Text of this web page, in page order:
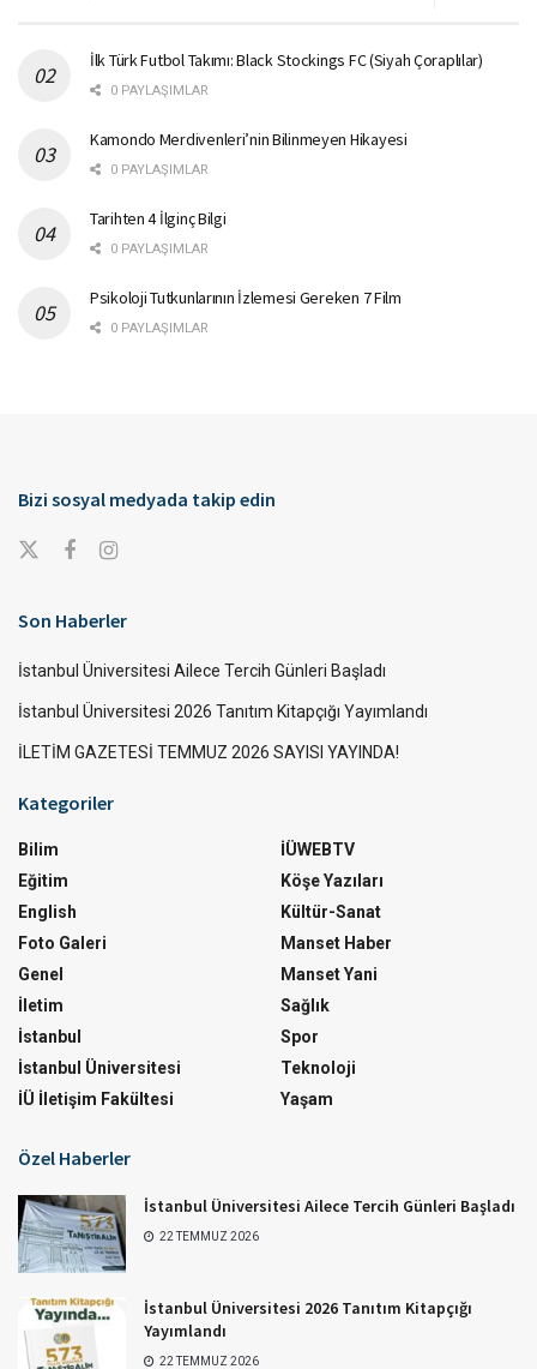
İlk Türk Futbol Takımı: Black Stockings FC (Siyah Çoraplılar)
0 PAYLAŞIMLAR
Kamondo Merdivenleri’nin Bilinmeyen Hikayesi
0 PAYLAŞIMLAR
Tarihten 4 İlginç Bilgi
0 PAYLAŞIMLAR
Psikoloji Tutkunlarının İzlemesi Gereken 7 Film
0 PAYLAŞIMLAR
Bizi sosyal medyada takip edin
Son Haberler
İstanbul Üniversitesi Ailece Tercih Günleri Başladı
İstanbul Üniversitesi 2026 Tanıtım Kitapçığı Yayımlandı
İLETİM GAZETESİ TEMMUZ 2026 SAYISI YAYINDA!
Kategoriler
Bilim
Eğitim
English
Foto Galeri
Genel
İletim
İstanbul
İstanbul Üniversitesi
İÜ İletişim Fakültesi
İÜWEBTV
Köşe Yazıları
Kültür-Sanat
Manset Haber
Manset Yani
Sağlık
Spor
Teknoloji
Yaşam
Özel Haberler
İstanbul Üniversitesi Ailece Tercih Günleri Başladı
22 TEMMUZ 2026
İstanbul Üniversitesi 2026 Tanıtım Kitapçığı
Yayımlandı
22 TEMMUZ 2026